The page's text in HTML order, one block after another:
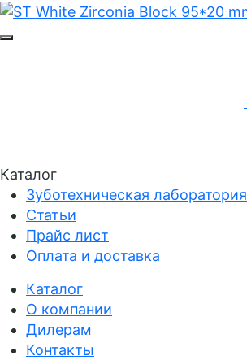
Каталог
Зуботехническая лаборатория
Статьи
Прайс лист
Оплата и доставка
Каталог
О компании
Дилерам
Контакты